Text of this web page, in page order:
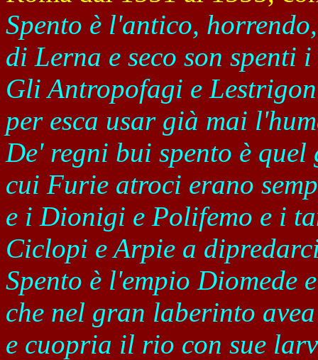
Spento è l'antico,
di Lerna e seco son spenti
Gli Antropofagi e
per esca usar già mai
De' regni bui spento è quel
cui Furie atroci erano
e i Dionigi e Polifemo e i
Ciclopi e Arpie a
Spento è l'empio Diomede
che nel gran laberinto
e cuopria il rio con sue